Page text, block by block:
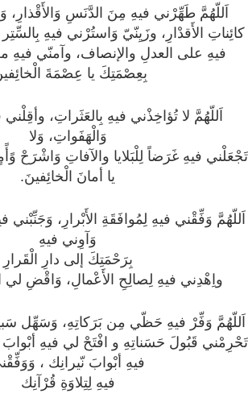
اَللّهُمَّ طَهِّرْني فيهِ مِنَ الدَّنَسِ
كائِناتِ الأَقدْارِ، وزَيِنّيّ وَاستُرْني فيهِ
فيهِ على العدلِ والإنصاف، وآمنّي فيهِ
بِعِصْمَتِكَ يا عِصْمَةَ
اَللّهُمَّ لا تُؤاخِذْني فيهِ بِالعَثَراتِ،
وَالْهَفَواتِ، وَلا
تَجْعَلْني فيهِ غَرَضاً لِلْبَلايا والآفاتِ وَاشْرَحْ
يا أمانَ الْخائِفينَ.
اَللّهُمَّ وَفِّقْني فيهِ لِمُوافَقَةِ الأَبْرارِ، وَجَنِّبْني
وَآوِني فيهِ
بِرَحْمَتِكَ إلى دارِ الْقَرارِ
واِهْدِني فيهِ لِصالِحِ الأَعْمالِ، وَاقْضِ لي
اَللّهُمَّ وَفِّرْ فيهِ حَظّي مِن بَرَكاتِهِ، وَسَهِّل
تَحْرِمْني قَبُولَ حَسَناتِهِ و افْتَحْ لي فيهِ
فيهِ أبْوابَ نّيرانِك ،
فيهِ لِتِلاوَةِ قُرْآنِك